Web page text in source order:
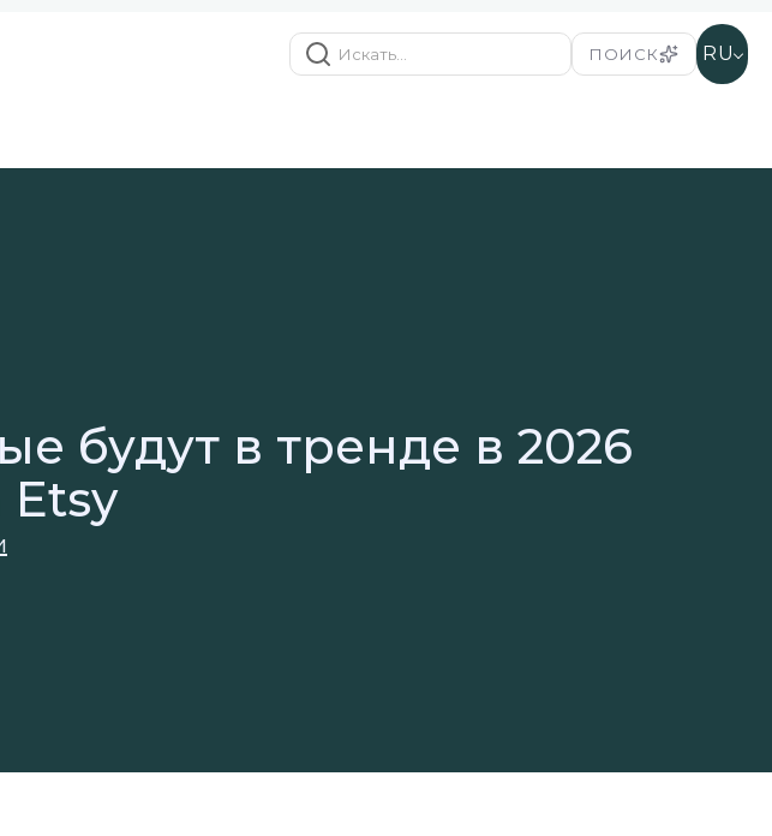
ПОИСК RU
будут в тренде в 2026
Etsy